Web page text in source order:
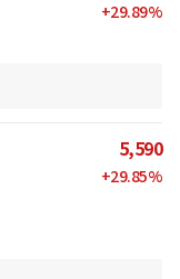
+29.89%
5,590
+29.85%